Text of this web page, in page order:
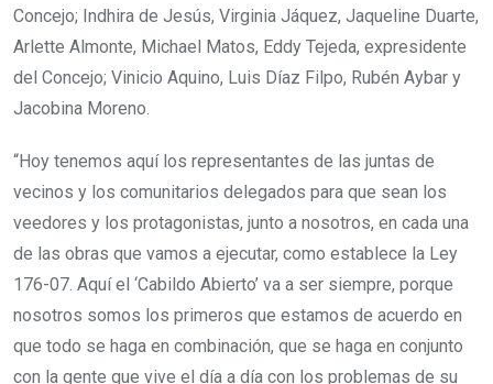
Concejo; Indhira de Jesús, Virginia Jáquez, Jaqueline Duarte,
Arlette Almonte, Michael Matos, Eddy Tejeda, expresidente
del Concejo; Vinicio Aquino, Luis Díaz Filpo, Rubén Aybar y
Jacobina Moreno.
“Hoy tenemos aquí los representantes de las juntas de
vecinos y los comunitarios delegados para que sean los
veedores y los protagonistas, junto a nosotros, en cada una
de las obras que vamos a ejecutar, como establece la Ley
176-07. Aquí el ‘Cabildo Abierto’ va a ser siempre, porque
nosotros somos los primeros que estamos de acuerdo en
que todo se haga en combinación, que se haga en conjunto
con la gente que vive el día a día con los problemas de su